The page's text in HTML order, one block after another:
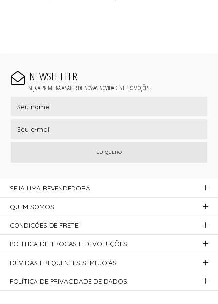
NEWSLETTER
SEJA A PRIMEIRA A SABER DE NOSSAS NOVIDADES E PROMOÇÕES!
EU QUERO
SEJA UMA REVENDEDORA
QUEM SOMOS
CONDIÇÕES DE FRETE
POLITICA DE TROCAS E DEVOLUÇÕES
DÚVIDAS FREQUENTES SEMI JOIAS
POLÍTICA DE PRIVACIDADE DE DADOS